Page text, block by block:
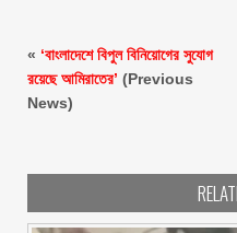
« ‘বাংলাদেশে বিপুল বিনিয়োগের সুযোগ
রয়েছে আমিরাতের’ (Previous
News)